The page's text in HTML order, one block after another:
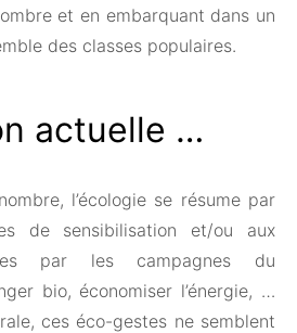
et en embarquant dans un
des classes populaires.
actuelle …
l’écologie se résume par
de sensibilisation et/ou aux
par les campagnes du
bio, économiser l’énergie, …
ces éco-gestes ne semblent